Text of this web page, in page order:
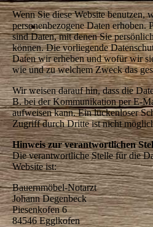
Wenn Sie diese Website benutzen,
personenbezogene Daten erhoben.
sind Daten, mit denen Sie
können. Die vorliegende
Daten wir erheben und wofür wir
wie und zu welchem Zweck das
Wir weisen darauf hin, dass die
B. bei der Kommunikation per E-
aufweisen kann. Ein lückenloser
Zugriff durch Dritte ist nicht
Hinweis zur verantwortlichen
Die verantwortliche Stelle für die
Website ist:
Bauernmöbel-Notarzt
Johann Degenbeck
Piesenkofen 6
84546 Egglkofen